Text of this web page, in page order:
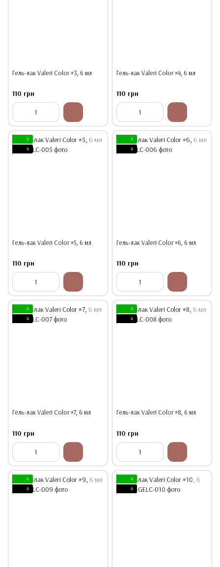
Гель-лак Valeri Color #3, 6 мл
110 грн
Гель-лак Valeri Color #4, 6 мл
110 грн
4
4
Гель-лак Valeri Color #5, 6 мл
110 грн
4
4
Гель-лак Valeri Color #6, 6 мл
110 грн
4
4
Гель-лак Valeri Color #7, 6 мл
110 грн
4
4
Гель-лак Valeri Color #8, 6 мл
110 грн
4
4
4
4